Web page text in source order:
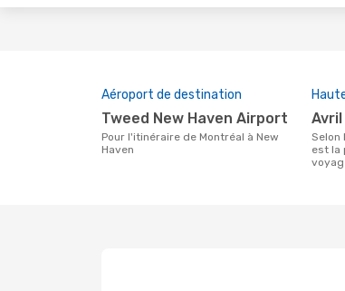
Aéroport de destination
Tweed New Haven Airport
Pour l'itinéraire de Montréal à New
Haven
avril
Selon les données de recherche, avril
est la